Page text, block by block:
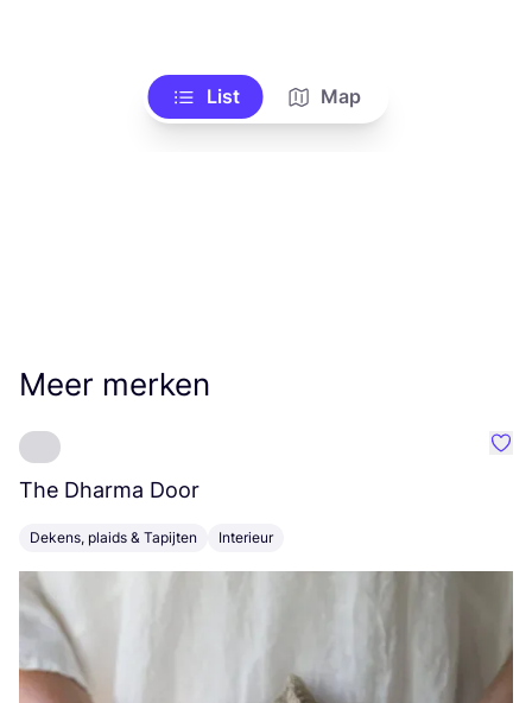
List Map
Meer merken
The Dharma Door
Dekens, plaids & Tapijten Interieur